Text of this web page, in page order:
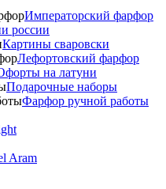
Императорский фарфор
россии
Картины сваровски
Лефортовский фарфор
на латуни
Подарочные наборы
Фарфор ручной работы
Aram